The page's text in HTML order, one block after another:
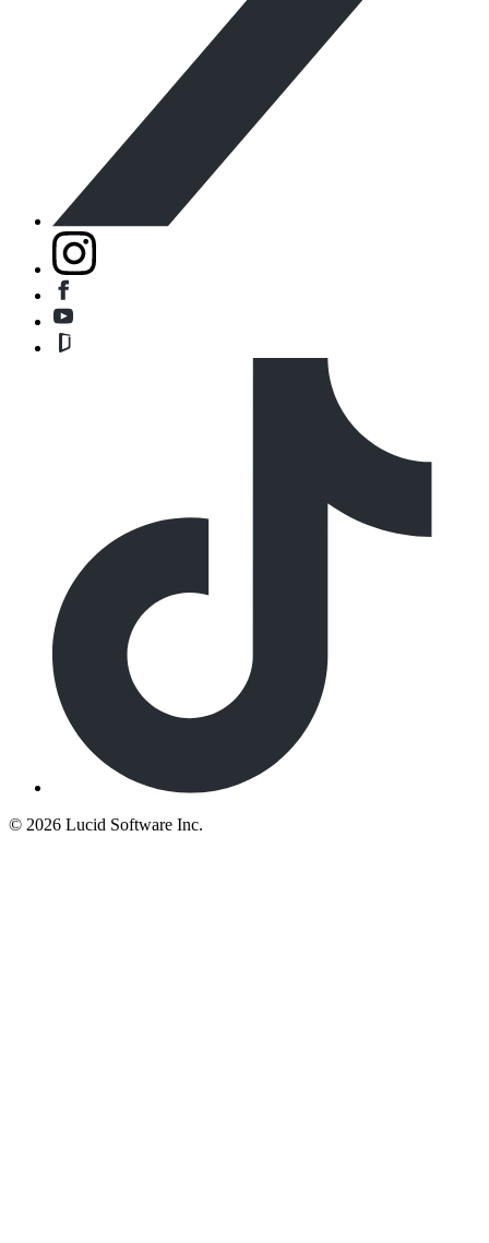
© 2026 Lucid Software Inc.